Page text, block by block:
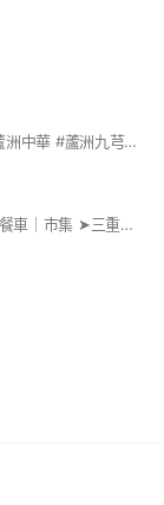
#全聯 #蘆洲區 #蘆洲民族 #蘆洲重陽 #蘆洲中華 #蘆洲九芎 #蘆洲長安 #蘆洲忠孝 #蘆洲永樂 #蘆洲中山 #蘆洲民權 #三重永福 #三重中正#三重中正北
#集樂町 #餐車市集 #新寶 假日｜快閃｜餐車｜市集 ➤三重新寶/集樂町Jile Town 時間｜14:00—21:00 日期｜每週五、六、日 歡迎連結🔗追蹤預訂。 每週我們都會預告 下週出席的餐車以及行程。 地址：新北市三重區集賢路207號 ⚠️集樂町市集新寶場 預訂社群版規⚠️ 1.開放兩天前記事本上架接受預訂。 2.嚴禁討論與集樂町市集新寶場 無關的話題，警告三次將剔除社群。 3.營業時段盡量 保持版面乾淨， 尊重現場的朋友及營業中的訂餐權益。 4.嚴禁製造對立以及 挑起傷害仇恨言語，違者直接剔除。 5.預訂餐點逾時未能取餐， 敬請務必告知餐車延後或是取消， 切勿輕易棄單！重大棄單者直接剔除。 6.真的美味好吃， 敬請不吝分享與大家嘗試體驗！ 有缺失也請不吝指導賜教， 我們才能更加改良進步。